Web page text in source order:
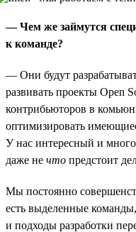
— Чем же займутся
к команде?
— Они будут
развивать проекты Open
контрибьюторов в
оптимизировать
У нас интересный и
даже не что предстоит
Мы постоянно
есть выделенные
и подходы разработки